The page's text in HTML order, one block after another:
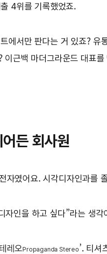
4위를 기록했었죠.
에서만 판다는 거 있죠?
이근백 마더그라운드 대표
든 회사원
자였어요. 시각디자인과를
자인을 하고 싶다”라는 생
레오Propaganda Stereo’. 티셔